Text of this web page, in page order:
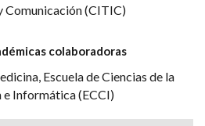
Comunicación (CITIC)
colaboradoras
Escuela de Ciencias de la
Informática (ECCI)